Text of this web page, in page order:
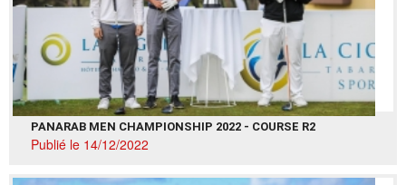
PANARAB MEN CHAMPIONSHIP 2022 - COURSE R2
Publié le 14/12/2022